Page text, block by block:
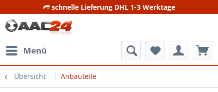
schnelle Lieferung DHL 1-3 Werktage
Menü
Übersicht Anbauteile